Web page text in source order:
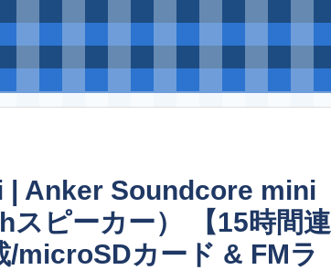
Anker Soundcore mini
スピーカー） 【15時間連
/microSDカード & FMラ